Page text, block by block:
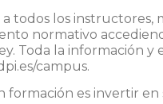
a todos los instructores,
normativo
Toda la información
campus.
formación es invertir